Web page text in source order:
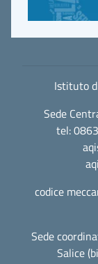
Istituto
Sede
tel:
codice
Sede
Salice